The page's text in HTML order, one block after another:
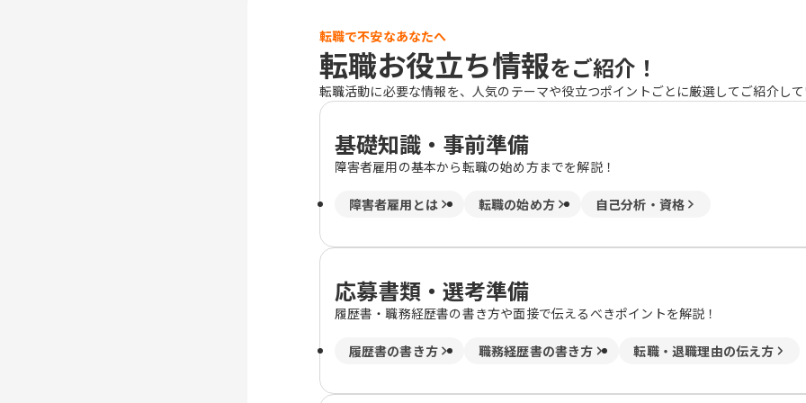
転職で不安なあなたへ
転職お役立ち情報をご紹介！
転職活動に必要な情報を、人気のテーマや役立つポイントごとに厳選してご紹介し
基礎知識・事前準備
障害者雇用の基本から転職の始め方までを解説！
障害者雇用とは 転職の始め方 自己分析・資格
応募書類・選考準備
履歴書・職務経歴書の書き方や面接で伝えるべきポイントを解説！
履歴書の書き方 職務経歴書の書き方 転職・退職理由の伝え方